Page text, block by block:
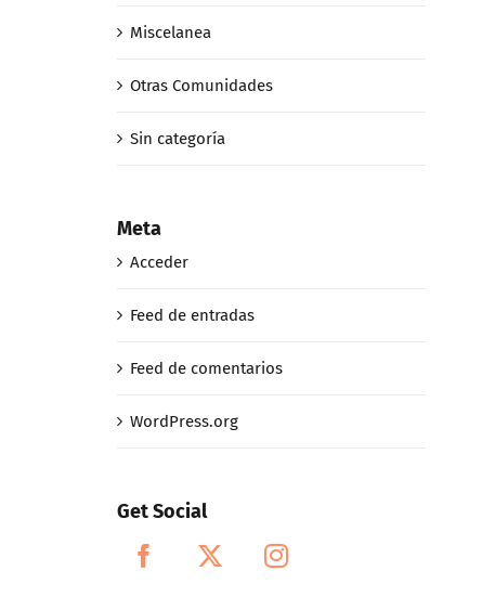
Miscelanea
Otras Comunidades
Sin categoría
Meta
Acceder
Feed de entradas
Feed de comentarios
WordPress.org
Get Social